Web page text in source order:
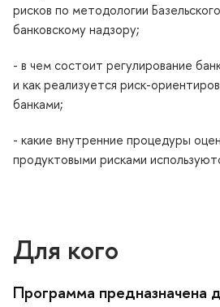
рисков по методологии
анковскому надзору;
- в чем состоит регулирование
и как реализуется риск-
анками;
- какие внутренние процедуры
продуктовыми рисками
Для кого
Программа предназначена